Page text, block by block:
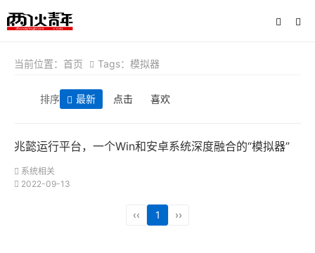
当前位置： 首页 Tags：模拟器
排序 最新 点击 喜欢
兆懿运行平台，一个Win和安卓系统深度融合的“模拟器”
系统相关
2022-09-13
‹‹ 1 ››